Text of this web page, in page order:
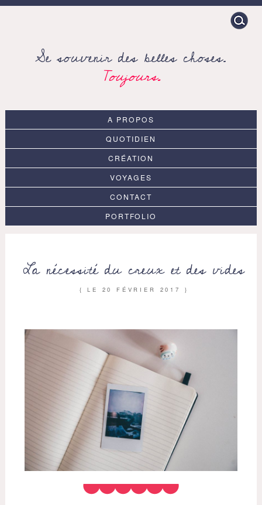
Search
for:
Se souvenir des belles choses.
Toujours.
A PROPOS
QUOTIDIEN
CRÉATION
VOYAGES
CONTACT
PORTFOLIO
La nécessité du creux et des vides
{ LE 20 FÉVRIER 2017 }